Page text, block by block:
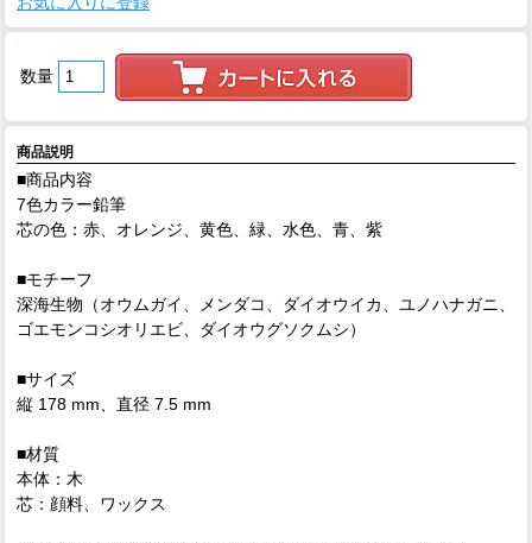
数量
商品説明
■商品内容
7色カラー鉛筆
芯の色：赤、オレンジ、黄色、緑、水色、青、紫
■モチーフ
深海生物（オウムガイ、メンダコ、ダイオウイカ、ユノハナガニ、
ゴエモンコシオリエビ、ダイオウグソクムシ）
■サイズ
縦 178 mm、直径 7.5 mm
■材質
本体：木
芯：顔料、ワックス